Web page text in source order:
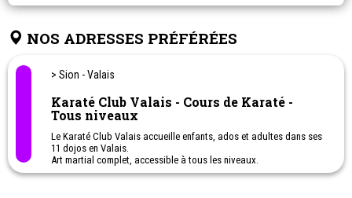
NOS ADRESSES PRÉFÉRÉES
> Sion - Valais
Karaté Club Valais - Cours de Karaté -
Tous niveaux
Le Karaté Club Valais accueille enfants, ados et adultes dans ses
11 dojos en Valais.
Art martial complet, accessible à tous les niveaux.
Les entraînements renforcent le corps, la concentration et la